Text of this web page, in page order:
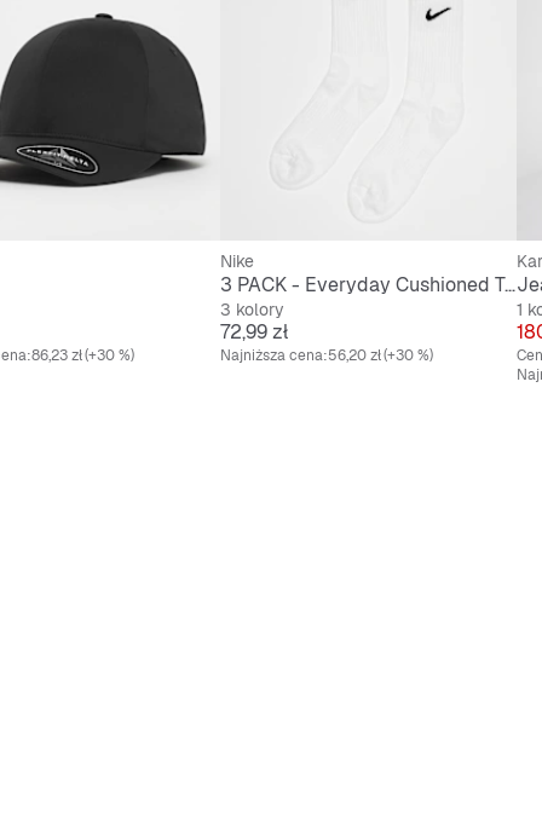
86,23 zł(+30 %)
Nike
3 PACK - Everyday Cushioned Training Crew Socks
3 kolory
Cena
72,99 zł
Najniższa cena:56,20 zł(+30 %)
1